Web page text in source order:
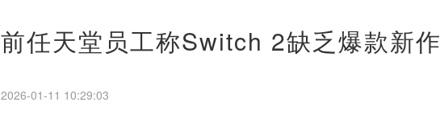
前任天堂员工称Switch 2缺乏爆款新作
2026-01-11 10:29:03